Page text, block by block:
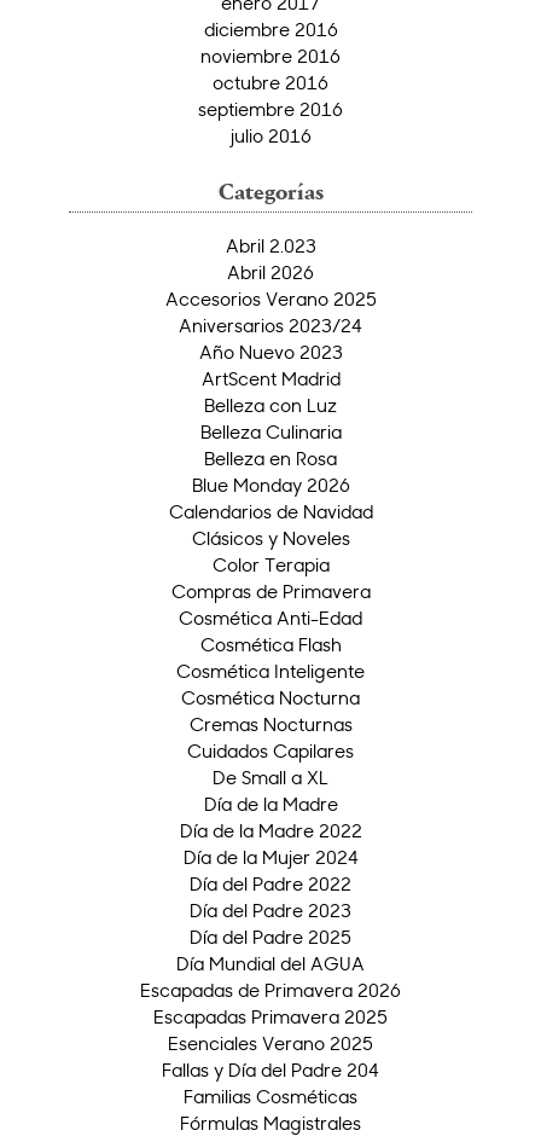
diciembre 2016
noviembre 2016
octubre 2016
septiembre 2016
julio 2016
Categorías
Abril 2.023
Abril 2026
Accesorios Verano 2025
Aniversarios 2023/24
Año Nuevo 2023
ArtScent Madrid
Belleza con Luz
Belleza Culinaria
Belleza en Rosa
Blue Monday 2026
Calendarios de Navidad
Clásicos y Noveles
Color Terapia
Compras de Primavera
Cosmética Anti-Edad
Cosmética Flash
Cosmética Inteligente
Cosmética Nocturna
Cremas Nocturnas
Cuidados Capilares
De Small a XL
Día de la Madre
Día de la Madre 2022
Día de la Mujer 2024
Día del Padre 2022
Día del Padre 2023
Día del Padre 2025
Día Mundial del AGUA
Escapadas de Primavera 2026
Escapadas Primavera 2025
Esenciales Verano 2025
Fallas y Día del Padre 204
Familias Cosméticas
Fórmulas Magistrales